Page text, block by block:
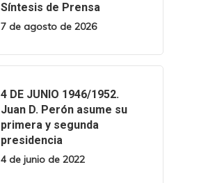
Síntesis de Prensa
7 de agosto de 2026
4 DE JUNIO 1946/1952.
Juan D. Perón asume su
primera y segunda
presidencia
4 de junio de 2022